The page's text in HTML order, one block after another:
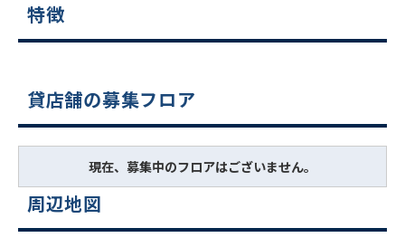
特徴
貸店舗の募集フロア
現在、募集中のフロアはございません。
周辺地図